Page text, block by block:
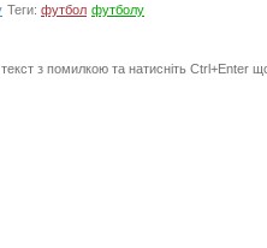
Теги: футбол футболу
з помилкою та натисніть Ctrl+Enter